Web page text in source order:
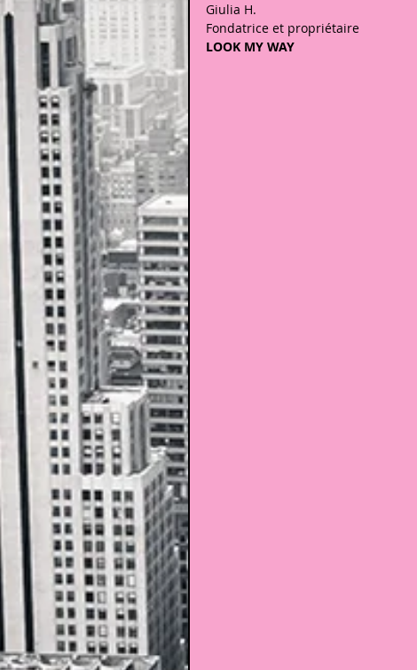
Giulia H.
Fondatrice et propriétaire
LOOK MY WAY